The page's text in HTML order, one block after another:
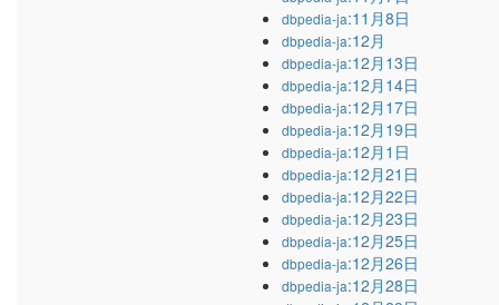
dbpedia-ja:11月8日
dbpedia-ja:12月
dbpedia-ja:12月13日
dbpedia-ja:12月14日
dbpedia-ja:12月17日
dbpedia-ja:12月19日
dbpedia-ja:12月1日
dbpedia-ja:12月21日
dbpedia-ja:12月22日
dbpedia-ja:12月23日
dbpedia-ja:12月25日
dbpedia-ja:12月26日
dbpedia-ja:12月28日